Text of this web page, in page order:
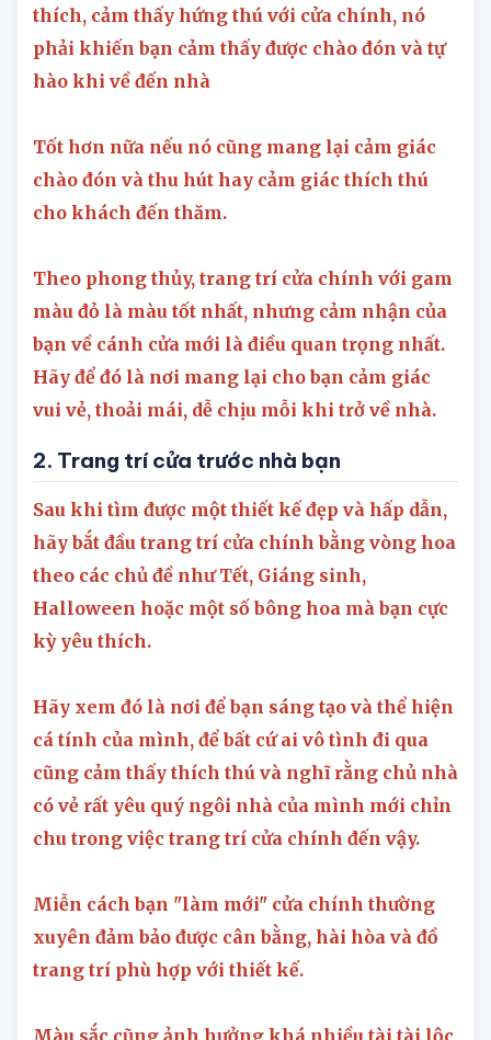
lộc vào nhà. Điều quan trọng là bạn phải yêu
thích, cảm thấy hứng thú với cửa chính, nó
phải khiến bạn cảm thấy được chào đón và tự
Tốt hơn nữa nếu nó cũng mang lại cảm giác
chào đón và thu hút hay cảm giác thích thú
Theo phong thủy, trang trí cửa chính với gam
màu đỏ là màu tốt nhất, nhưng cảm nhận của
bạn về cánh cửa mới là điều quan trọng nhất.
Hãy để đó là nơi mang lại cho bạn cảm giác
vui vẻ, thoải mái, dễ chịu mỗi khi trở về nhà.
2. Trang trí cửa trước nhà bạn
Sau khi tìm được một thiết kế đẹp và hấp dẫn,
hãy bắt đầu trang trí cửa chính bằng vòng hoa
theo các chủ đề như Tết, Giáng sinh,
Halloween hoặc một số bông hoa mà bạn cực
Hãy xem đó là nơi để bạn sáng tạo và thể hiện
cá tính của mình, để bất cứ ai vô tình đi qua
cũng cảm thấy thích thú và nghĩ rằng chủ nhà
có vẻ rất yêu quý ngôi nhà của mình mới chỉn
Miễn cách bạn "làm mới" cửa chính thường
xuyên đảm bảo được cân bằng, hài hòa và đồ